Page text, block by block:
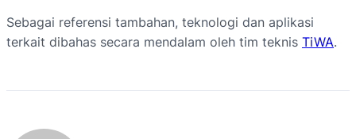
Sebagai referensi tambahan, teknologi dan aplikasi
terkait dibahas secara mendalam oleh tim teknis TiWA.